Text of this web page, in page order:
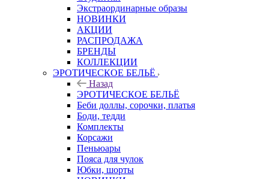
Экстраординарные образы
НОВИНКИ
АКЦИИ
РАСПРОДАЖА
БРЕНДЫ
КОЛЛЕКЦИИ
ЭРОТИЧЕСКОЕ БЕЛЬЁ
Назад
ЭРОТИЧЕСКОЕ БЕЛЬЁ
Беби доллы, сорочки, платья
Боди, тедди
Комплекты
Корсажи
Пеньюары
Пояса для чулок
Юбки, шорты